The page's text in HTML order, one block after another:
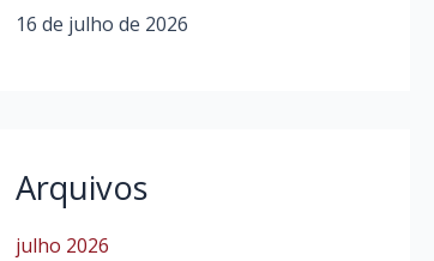
16 de julho de 2026
Arquivos
julho 2026